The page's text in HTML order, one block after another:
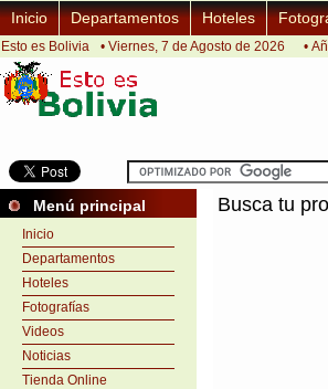
Inicio Departamentos Hoteles
Esto es Bolivia • Viernes, 7 de Agosto de 2026 •
Menú principal
Inicio
Departamentos
Hoteles
Fotografías
Videos
Noticias
Tienda Online
Busca tu